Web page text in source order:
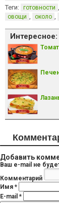
Теги: готовности ,
овощи , около ,
Интересное:
Добавить
Ваш e-mail не
Комментарий
Имя *
E-mail *